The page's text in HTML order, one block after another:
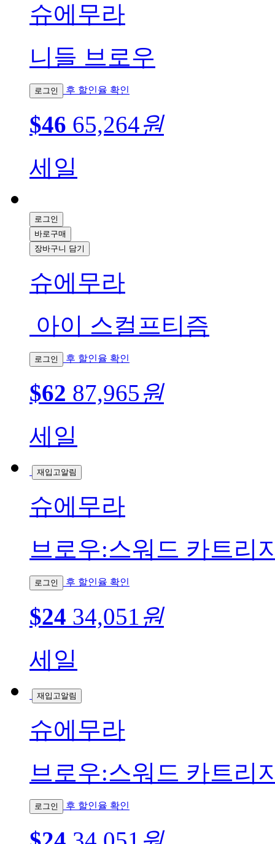
슈에무라
니들 브로우
로그인 후 할인율 확인
$46 65,264원
세일
로그인
바로구매
장바구니 담기
슈에무라
아이 스컬프티즘
로그인 후 할인율 확인
$62 87,965원
세일
재입고알림
슈에무라
브로우:스워드 카트리
로그인 후 할인율 확인
$24 34,051 원
세일
재입고알림
슈에무라
브로우:스워드 카트리
로그인 후 할인율 확인